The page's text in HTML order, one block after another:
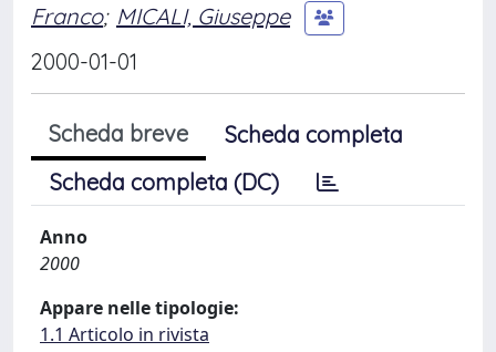
Franco; MICALI, Giuseppe
2000-01-01
Scheda breve
Scheda completa
Scheda completa (DC)
Anno
2000
Appare nelle tipologie:
1.1 Articolo in rivista